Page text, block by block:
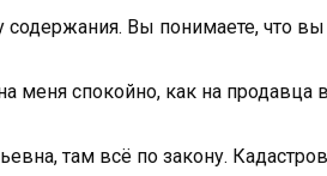
содержания. Вы понимаете, что
меня спокойно, как на
там всё по закону.